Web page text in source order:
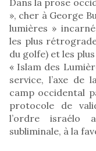
», cher à George
lumières »
les plus
du golfe) et les
« Islam des
service, l’axe de
camp occidental
protocole de
l’ordre israélo
subliminale, à la